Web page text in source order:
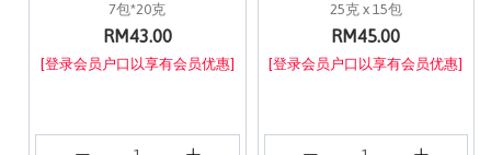
7包*20克
RM43.00
[登录会员户口以享有会员优惠]
25克 x 15包
RM45.00
[登录会员户口以享有会员优惠]